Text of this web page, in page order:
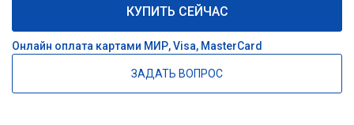
КУПИТЬ СЕЙЧАС
Онлайн оплата картами МИР, Visa, MasterCard
ЗАДАТЬ ВОПРОС